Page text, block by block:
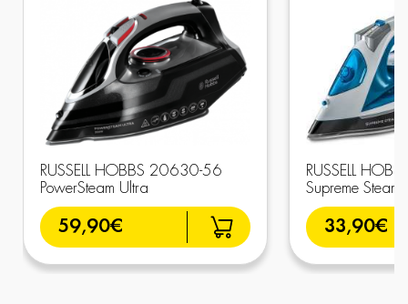
RUSSELL HOBBS 20630-56
PowerSteam Ultra
59,90€
RUSSELL
Supreme Steam
33,90€